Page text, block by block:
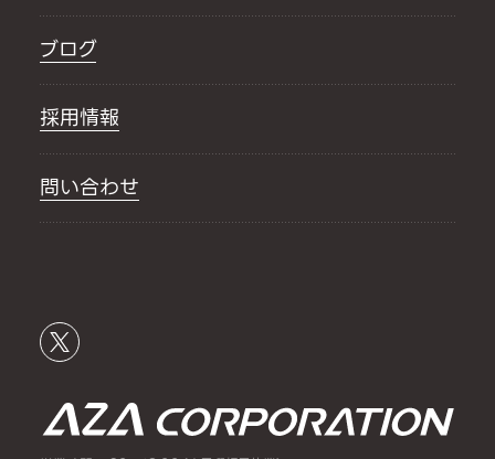
ブログ
採用情報
問い合わせ